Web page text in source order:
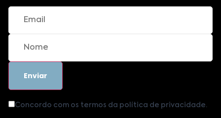
Concordo com os termos da política de privacidade.